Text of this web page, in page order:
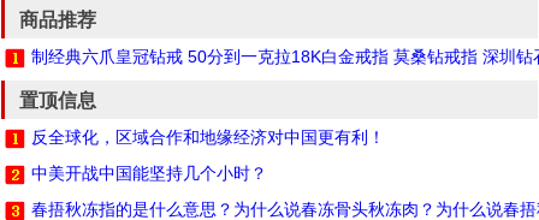
商品推荐
制经典六爪皇冠钻戒 50分到一克拉18K白金戒指 莫桑钻戒指 深圳钻
置顶信息
反全球化，区域合作和地缘经济对中国更有利！
中美开战中国能坚持几个小时？
春捂秋冻指的是什么意思？为什么说春冻骨头秋冻肉？为什么说春